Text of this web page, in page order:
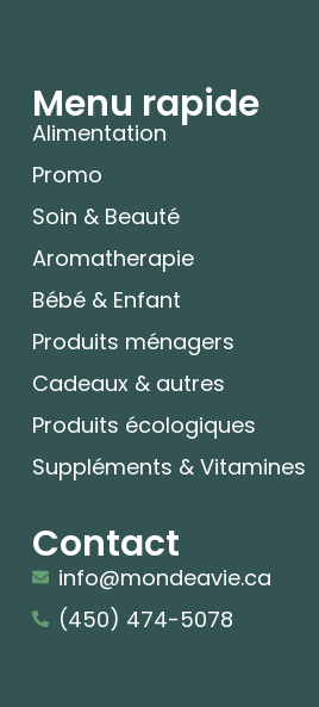
Menu rapide
Alimentation
Promo
Soin & Beauté
Aromatherapie
Bébé & Enfant
Produits ménagers
Cadeaux & autres
Produits écologiques
Suppléments & Vitamines
Contact
info@mondeavie.ca
(450) 474-5078